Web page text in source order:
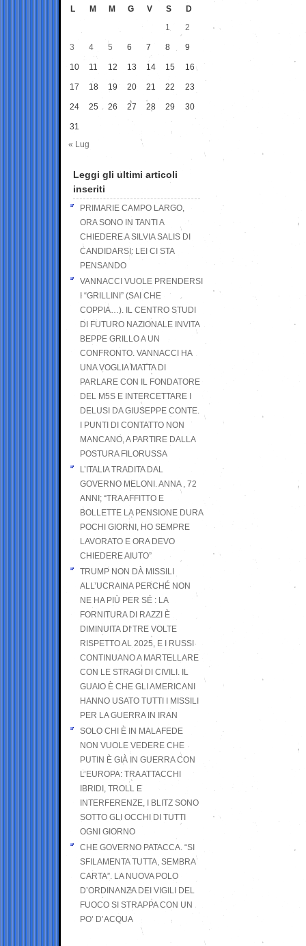
L M M G V S
D
1
2
3 4 5 6 7 8 9
10 11 12 13 14 15 16
17 18 19 20 21 22 23
24 25 26 27 28 29 30
31
« Lug
Leggi gli ultimi articoli
inseriti
PRIMARIE CAMPO LARGO,
ORA SONO IN TANTI A
CHIEDERE A SILVIA SALIS DI
CANDIDARSI: LEI CI STA
PENSANDO
VANNACCI VUOLE PRENDERSI
I “GRILLINI” (SAI CHE
COPPIA…). IL CENTRO STUDI
DI FUTURO NAZIONALE INVITA
BEPPE GRILLO A UN
CONFRONTO. VANNACCI HA
UNA VOGLIA MATTA DI
PARLARE CON IL FONDATORE
DEL M5S E INTERCETTARE I
DELUSI DA GIUSEPPE CONTE.
I PUNTI DI CONTATTO NON
MANCANO, A PARTIRE DALLA
POSTURA FILORUSSA
L’ITALIA TRADITA DAL
GOVERNO MELONI. ANNA , 72
ANNI; “TRA AFFITTO E
BOLLETTE LA PENSIONE DURA
POCHI GIORNI, HO SEMPRE
LAVORATO E ORA DEVO
CHIEDERE AIUTO”
TRUMP NON DÀ MISSILI
ALL’UCRAINA PERCHÉ NON
NE HA PIÙ PER SÉ : LA
FORNITURA DI RAZZI È
DIMINUITA DI TRE VOLTE
RISPETTO AL 2025, E I RUSSI
CONTINUANO A MARTELLARE
CON LE STRAGI DI CIVILI. IL
GUAIO È CHE GLI AMERICANI
HANNO USATO TUTTI I MISSILI
PER LA GUERRA IN IRAN
SOLO CHI È IN MALAFEDE
NON VUOLE VEDERE CHE
PUTIN È GIÀ IN GUERRA CON
L’EUROPA: TRA ATTACCHI
IBRIDI, TROLL E
INTERFERENZE, I BLITZ SONO
SOTTO GLI OCCHI DI TUTTI
OGNI GIORNO
CHE GOVERNO PATACCA. “SI
SFILAMENTA TUTTA, SEMBRA
CARTA”. LA NUOVA POLO
D’ORDINANZA DEI VIGILI DEL
FUOCO SI STRAPPA CON UN
PO’ D’ACQUA